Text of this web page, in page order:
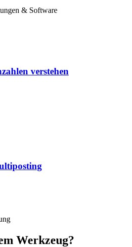
& Software
verstehen
Werkzeug?